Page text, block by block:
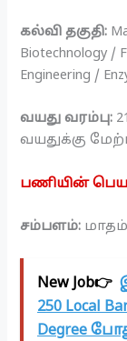
கல்வி தகுதி:
Biotechnology /
Engineering /
வயது வரம்பு:
வயதுக்கு
பணியின் பெயர்:
சம்பளம்: மாதம்
New Job👉
250 Local
Degree